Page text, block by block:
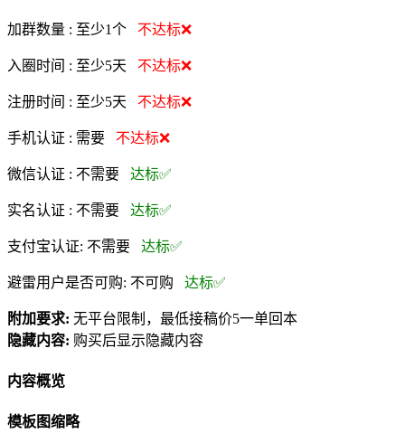
加群数量 : 至少1个 不达标❌
入圈时间 : 至少5天 不达标❌
注册时间 : 至少5天 不达标❌
手机认证 : 需要 不达标❌
微信认证 : 不需要 达标✅
实名认证 : 不需要 达标✅
支付宝认证: 不需要 达标✅
避雷用户是否可购: 不可购 达标✅
附加要求: 无平台限制，最低接稿价5一单回本
隐藏内容: 购买后显示隐藏内容
内容概览
模板图缩略